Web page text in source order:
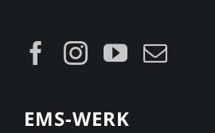
EMS-WERK